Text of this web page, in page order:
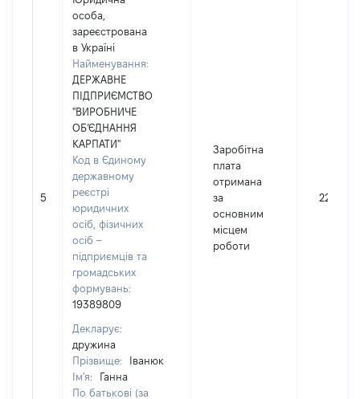
5
особа,
зареєстрована
в Україні
Найменування:
ДЕРЖАВНЕ
ПІДПРИЄМСТВО
"ВИРОБНИЧЕ
ОБ’ЄДНАННЯ
КАРПАТИ"
Код в Єдиному
державному
реєстрі
юридичних
осіб, фізичних
осіб –
підприємців та
громадських
формувань:
19389809
Декларує:
дружина
Прізвище:
Іванюк
Ім'я:
Ганна
По батькові (за
Заробітна
плата
отримана
за
основним
місцем
роботи
22586